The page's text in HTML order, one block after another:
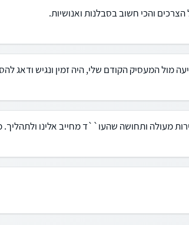
והכי חשוב בסבלנות ואנושיות.
מול המעסיק הקודם שלי, היה זמין ונגיש ודאג
מעולה ותחושה שהעו``ד מחייב אלינו ולתהליך.